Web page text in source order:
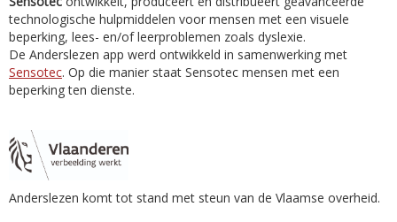
technologische hulpmiddelen voor mensen met een visuele
beperking, lees- en/of leerproblemen zoals dyslexie.
De Anderslezen app werd ontwikkeld in samenwerking met
Sensotec. Op die manier staat Sensotec mensen met een
beperking ten dienste.
Anderslezen komt tot stand met steun van de Vlaamse overheid.